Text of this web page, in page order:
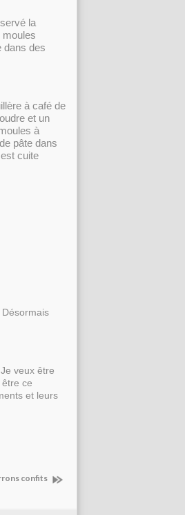
la
moules
dans des
à café de
et un
à
pâte dans
cuite
veux être
ce
et leurs
confits